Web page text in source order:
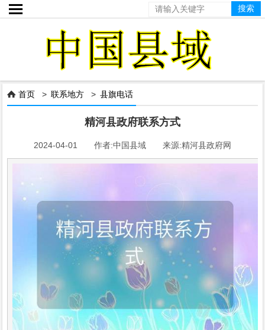

 首页 >联系地方 >县旗电话
精河县政府联系方式
2024-04-01 作者:中国县域 来源:精河县政府网